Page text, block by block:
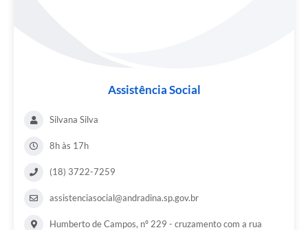
Assistência Social
Silvana Silva
8h às 17h
(18) 3722-7259
assistenciasocial@andradina.sp.gov.br
Humberto de Campos, nº 229 - cruzamento com a rua